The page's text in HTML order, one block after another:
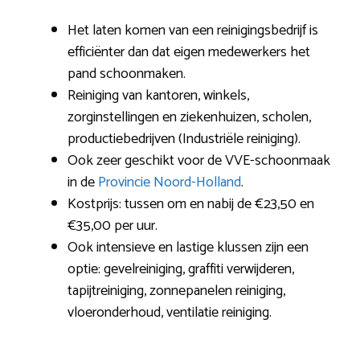
Het laten komen van een reinigingsbedrijf is
efficiënter dan dat eigen medewerkers het
pand schoonmaken.
Reiniging van kantoren, winkels,
zorginstellingen en ziekenhuizen, scholen,
productiebedrijven (Industriële reiniging).
Ook zeer geschikt voor de VVE-schoonmaak
in deProvincie Noord-Holland.
Kostprijs: tussen om en nabij de €23,50 en
€35,00 per uur.
Ook intensieve en lastige klussen zijn een
optie: gevelreiniging, graffiti verwijderen,
tapijtreiniging, zonnepanelen reiniging,
vloeronderhoud, ventilatie reiniging.